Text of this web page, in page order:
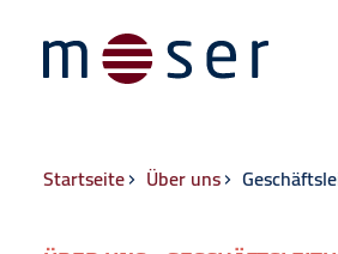
Zum Inhalt springen
Breadcrumb
Startseite Über uns